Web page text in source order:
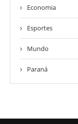
Economia
Esportes
Mundo
Paraná